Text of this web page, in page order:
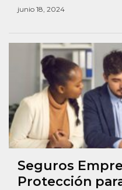
junio 18, 2024
Seguros
Protección